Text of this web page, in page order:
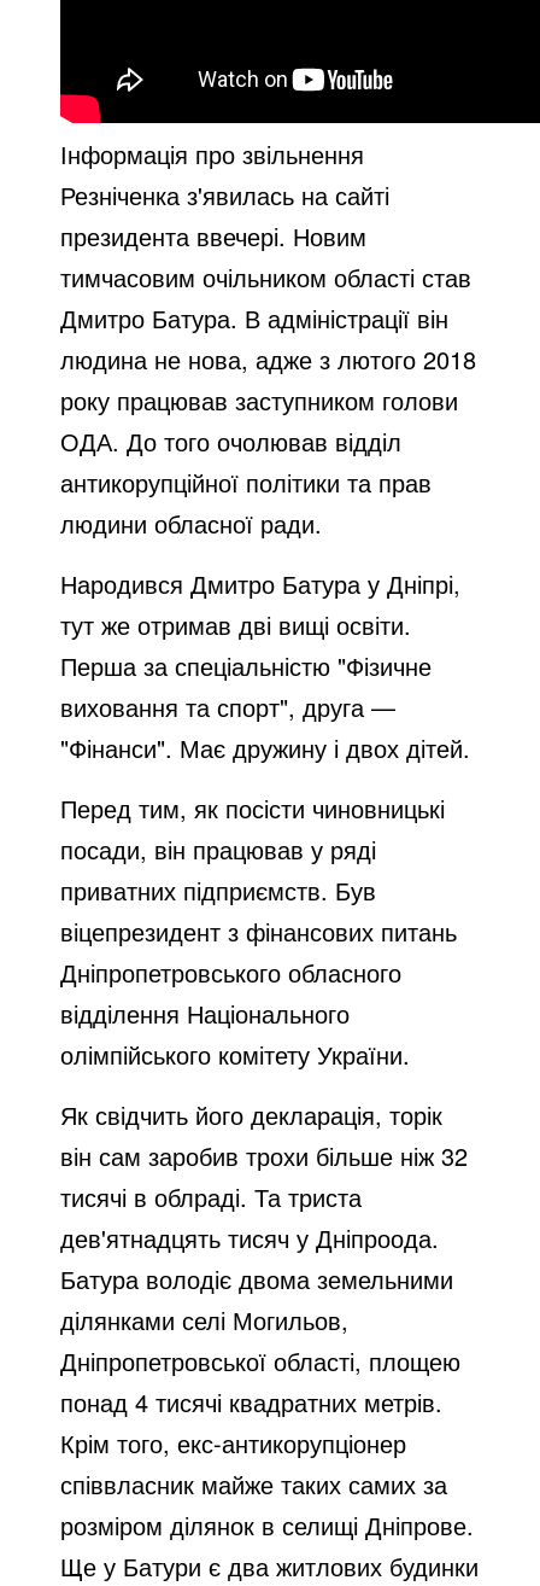
Інформація про звільнення
Резніченка з'явилась на сайті
президента ввечері. Новим
тимчасовим очільником області став
Дмитро Батура. В адміністрації він
людина не нова, адже з лютого 2018
року працював заступником голови
ОДА. До того очолював відділ
антикорупційної політики та прав
людини обласної ради.
Народився Дмитро Батура у Дніпрі,
тут же отримав дві вищі освіти.
Перша за спеціальністю "Фізичне
виховання та спорт", друга —
"Фінанси". Має дружину і двох дітей.
Перед тим, як посісти чиновницькі
посади, він працював у ряді
приватних підприємств. Був
віцепрезидент з фінансових питань
Дніпропетровського обласного
відділення Національного
олімпійського комітету України.
Як свідчить його декларація, торік
він сам заробив трохи більше ніж 32
тисячі в облраді. Та триста
дев'ятнадцять тисяч у Дніпроода.
Батура володіє двома земельними
ділянками селі Могильов,
Дніпропетровської області, площею
понад 4 тисячі квадратних метрів.
Крім того, екс-антикорупціонер
співвласник майже таких самих за
розміром ділянок в селищі Дніпрове.
Ще у Батури є два житлових будинки